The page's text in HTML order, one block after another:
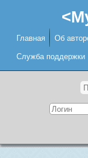
Главная Об
Служба поддержки